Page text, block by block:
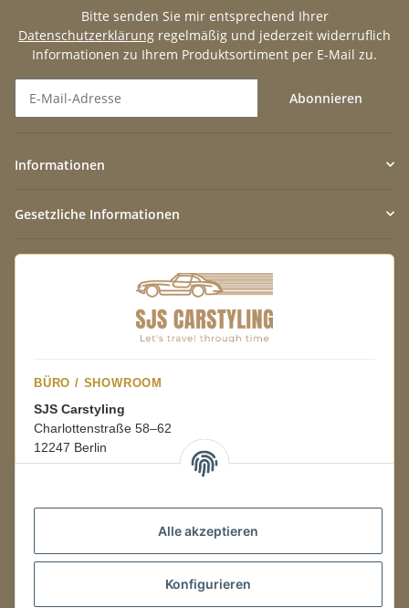
Alle akzeptieren
Konfigurieren
Bitte senden Sie mir entsprechend Ihrer
Datenschutzerklärung regelmäßig und jederzeit widerruflich
Informationen zu Ihrem Produktsortiment per E-Mail zu.
Abonnieren
Informationen
Gesetzliche Informationen
BÜRO / SHOWROOM
SJS Carstyling
Charlottenstraße 58–62
12247 Berlin
08:00–16:00 Uhr
LAGER / RETOUREN
Packmonster Fulfillment
SJS Carstyling Lager